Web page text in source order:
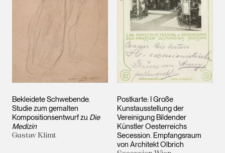
Bekleidete Schwebende.
Studie zum gemalten
Kompositionsentwurf zu Die
Medizin
Gustav Klimt
Postkarte: I Große
Kunstausstellung der
Vereinigung Bildender
Künstler Oesterreichs
Secession. Empfangsraum
von Architekt Olbrich